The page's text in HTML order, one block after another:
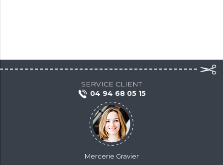
SERVICE CLIENT
04 94 68 05 15
Mercerie Gravier